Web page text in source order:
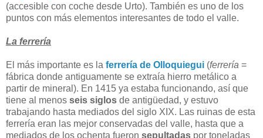
(accesible con coche desde Urto). También es uno de los
puntos con más elementos interesantes de todo el valle.
La ferrería
El más importante es la ferrería de Olloquiegui (ferrería =
fábrica donde antiguamente se extraía hierro metálico a
partir de mineral). En 1415 ya estaba funcionando, así que
tiene al menos seis siglos de antigüedad, y estuvo
trabajando hasta mediados del siglo XIX. Las ruinas de esta
ferrería eran las mejor conservadas del valle, hasta que a
mediados de los ochenta fueron sepultadas por toneladas